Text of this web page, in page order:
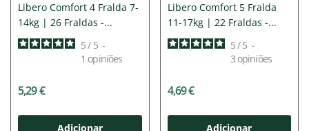
Libero Comfort 4 Fralda 7-
14kg | 26 Fraldas -...
5/ 5 -
1 opiniões
5,29 €
Adicionar
Libero Comfort 5 Fralda
11-17kg | 22 Fraldas -...
5/ 5 -
3 opiniões
4,69 €
Adicionar